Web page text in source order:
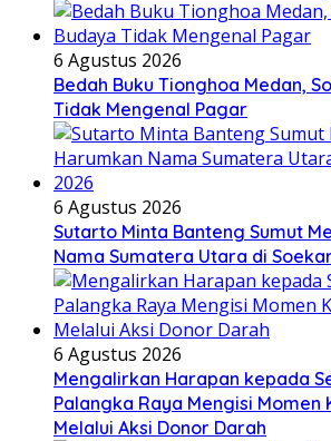
6 Agustus 2026
Bedah Buku Tionghoa Medan,
Tidak Mengenal Pagar
6 Agustus 2026
Sutarto Minta Banteng Sumut
Nama Sumatera Utara di
6 Agustus 2026
Mengalirkan Harapan kepada
Palangka Raya Mengisi Momen
Melalui Aksi Donor Darah